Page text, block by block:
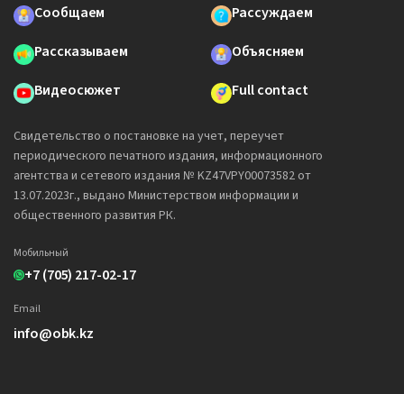
Сообщаем
Рассуждаем
Рассказываем
Объясняем
Видеосюжет
Full contact
Свидетельство о постановке на учет, переучет
периодического печатного издания, информационного
агентства и сетевого издания № KZ47VPY00073582 от
13.07.2023г., выдано Министерством информации и
общественного развития РК.
Мобильный
+7 (705) 217-02-17
Email
info@obk.kz